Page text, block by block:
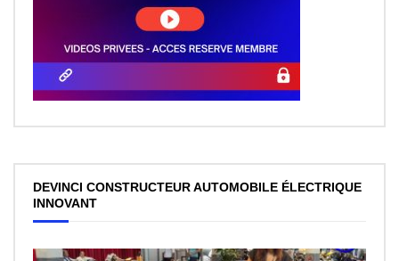
DEVINCI CONSTRUCTEUR AUTOMOBILE ÉLECTRIQUE
INNOVANT